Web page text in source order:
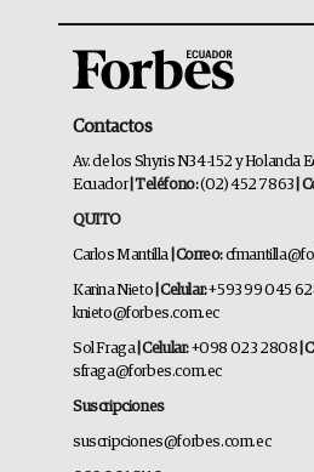
Contactos
Av. de los Shyris N34-152 y Holanda
Ecuador | Teléfono:(02) 452 7863 |
QUITO
Carlos Mantilla | Correo:
Karina Nieto | Celular:+593 99 045
knieto@forbes.com.ec
Sol Fraga| Celular:+098 023 2808 |
sfraga@forbes.com.ec
Suscripciones
suscripciones@forbes.com.ec